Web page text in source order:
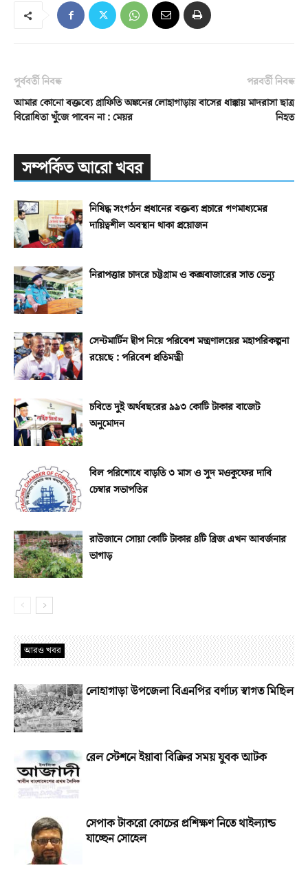
পূর্ববর্তী নিবন্ধ
আমার কোনো বক্তব্যে গ্রাফিতি অঙ্কনের
বিরোধিতা খুঁজে পাবেন না : মেয়র
পরবর্তী নিবন্ধ
লোহাগাড়ায় বাসের ধাক্কায় মাদরাসা ছাত্র
নিহত
সম্পর্কিত আরো খবর
নিষিদ্ধ সংগঠন প্রধানের বক্তব্য প্রচারে গণমাধ্যমের
দায়িত্বশীল অবস্থান থাকা প্রয়োজন
নিরাপত্তার চাদরে চট্টগ্রাম ও কক্সবাজারের সাত ভেন্যু
সেন্টমার্টিন দ্বীপ নিয়ে পরিবেশ মন্ত্রণালয়ের মহাপরিকল্পনা
রয়েছে : পরিবেশ প্রতিমন্ত্রী
চবিতে দুই অর্থবছরের ৯৯৩ কোটি টাকার বাজেট
অনুমোদন
বিল পরিশোধে বাড়তি ৩ মাস ও সুদ মওকুফের দাবি
চেম্বার সভাপতির
রাউজানে সোয়া কোটি টাকার ৪টি ব্রিজ এখন আবর্জনার
ভাগাড়
আরও খবর
লোহাগাড়া উপজেলা বিএনপির বর্ণাঢ্য স্বাগত মিছিল
রেল স্টেশনে ইয়াবা বিক্রির সময় যুবক আটক
সেপাক টাকরো কোচের প্রশিক্ষণ নিতে থাইল্যান্ড
যাচ্ছেন সোহেল